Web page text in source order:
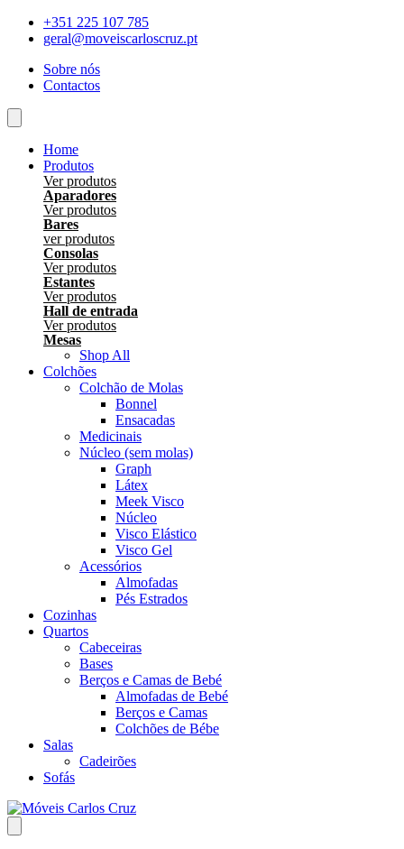
Skip
+351 225 107 785
geral@moveiscarloscruz.pt
Sobre nós
Contactos
Home
Produtos
Ver produtos
Aparadores
Ver produtos
Bares
ver produtos
Consolas
Ver produtos
Estantes
Ver produtos
Hall de entrada
Ver produtos
Mesas
Shop All
Colchões
Colchão de Molas
Bonnel
Ensacadas
Medicinais
Núcleo (sem molas)
Graph
Látex
Meek Visco
Núcleo
Visco Elástico
Visco Gel
Acessórios
Almofadas
Pés Estrados
Cozinhas
Quartos
Cabeceiras
Bases
Berços e Camas de Bebé
Almofadas de Bebé
Berços e Camas
Colchões de Bébe
Salas
Cadeirões
Sofás